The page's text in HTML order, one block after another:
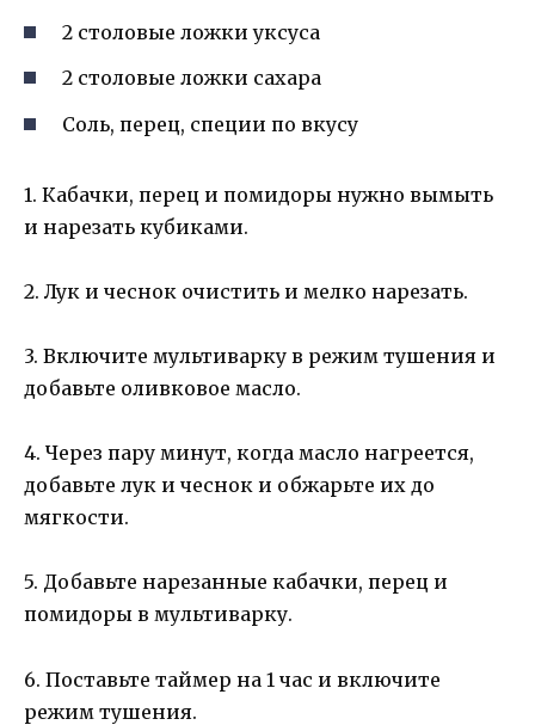
2 столовые ложки уксуса
2 столовые ложки сахара
Соль, перец, специи по вкусу
1. Кабачки, перец и помидоры нужно вымыть
и нарезать кубиками.
2. Лук и чеснок очистить и мелко нарезать.
3. Включите мультиварку в режим тушения и
добавьте оливковое масло.
4. Через пару минут, когда масло нагреется,
добавьте лук и чеснок и обжарьте их до
мягкости.
5. Добавьте нарезанные кабачки, перец и
помидоры в мультиварку.
6. Поставьте таймер на 1 час и включите
режим тушения.